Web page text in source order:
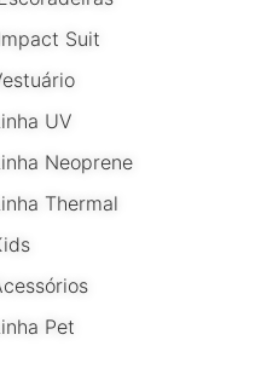
Suit
UV
Neoprene
Thermal
Pet